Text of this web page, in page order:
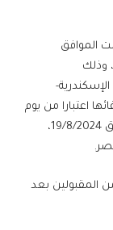
الموافق
13/7/2024 حتى يوم الخميس الموافق 15/8/2024، وذلك
اعتبارا من يوم
الإثنين الموافق 15/7/2024 حتى يوم الإثنين الموافق 19/8/2024،
المقبولين بعد